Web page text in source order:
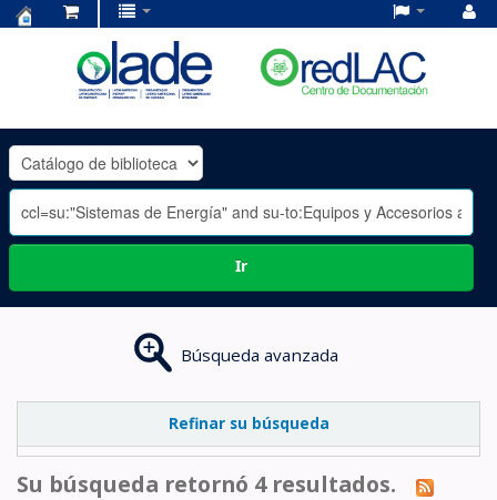
OLADE
-
Ir
Búsqueda avanzada
Refinar su búsqueda
Su búsqueda retornó 4 resultados.